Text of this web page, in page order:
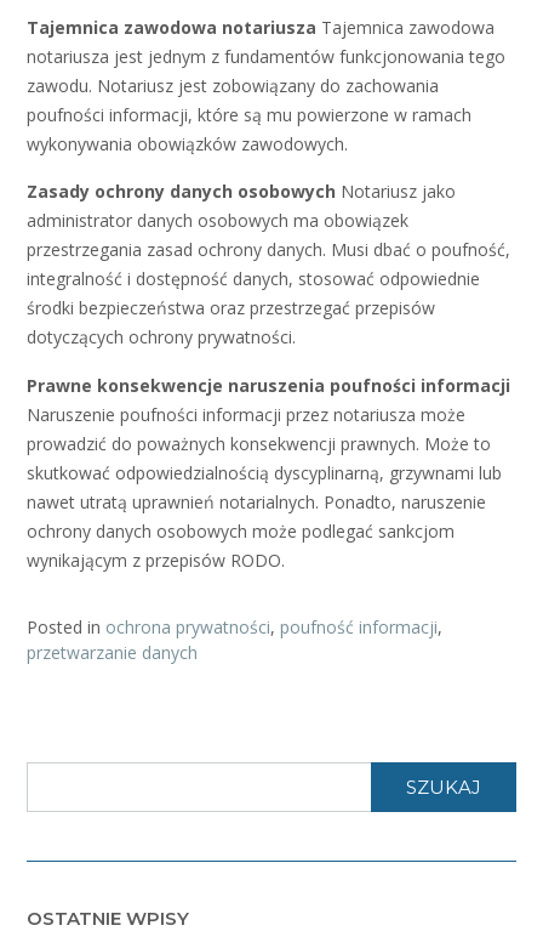
Tajemnica zawodowa notariusza Tajemnica zawodowa
notariusza jest jednym z fundamentów funkcjonowania tego
zawodu. Notariusz jest zobowiązany do zachowania
poufności informacji, które są mu powierzone w ramach
wykonywania obowiązków zawodowych.
Zasady ochrony danych osobowych Notariusz jako
administrator danych osobowych ma obowiązek
przestrzegania zasad ochrony danych. Musi dbać o poufność,
integralność i dostępność danych, stosować odpowiednie
środki bezpieczeństwa oraz przestrzegać przepisów
dotyczących ochrony prywatności.
Prawne konsekwencje naruszenia poufności informacji
Naruszenie poufności informacji przez notariusza może
prowadzić do poważnych konsekwencji prawnych. Może to
skutkować odpowiedzialnością dyscyplinarną, grzywnami lub
nawet utratą uprawnień notarialnych. Ponadto, naruszenie
ochrony danych osobowych może podlegać sankcjom
wynikającym z przepisów RODO.
Posted in ochrona prywatności, poufność informacji,
przetwarzanie danych
SZUKAJ
OSTATNIE WPISY